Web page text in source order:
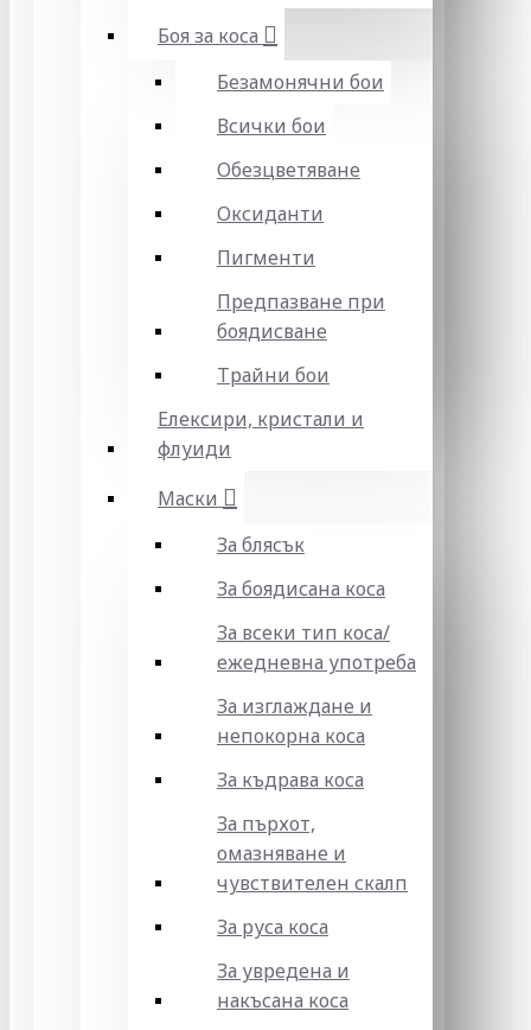
Боя за коса
Безамонячни бои
Всички бои
Обезцветяване
Оксиданти
Пигменти
Предпазване при
боядисване
Трайни бои
Елексири, кристали и
флуиди
Маски
За блясък
За боядисана коса
За всеки тип коса/
ежедневна употреба
За изглаждане и
непокорна коса
За къдрава коса
За пърхот,
омазняване и
чувствителен скалп
За руса коса
За увредена и
накъсана коса